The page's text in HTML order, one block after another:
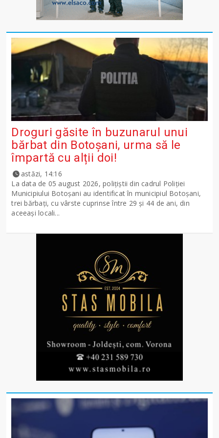
Droguri găsite în buzunarul unui
bărbat din Botoșani, urma să le
împartă cu alții doi!
astăzi, 14:16
La data de 05 august 2026, polițiștii din cadrul Poliției
Municipiului Botoșani au identificat în municipiul Botoșani,
trei bărbați, cu vârste cuprinse între 29 și 44 de ani, din
aceeași locali...